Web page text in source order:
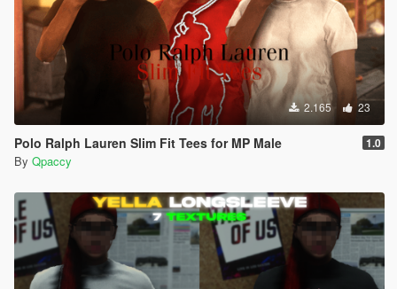
2.165 23
Polo Ralph Lauren Slim Fit Tees for MP Male 1.0
By Qpaccy